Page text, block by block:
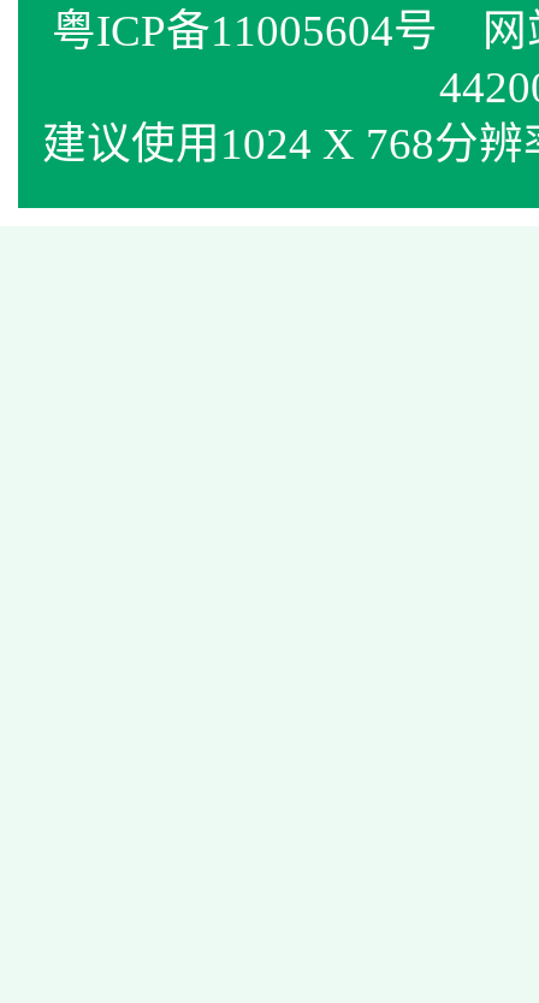
粤ICP备11005604号 网
建议使用1024 X 768分